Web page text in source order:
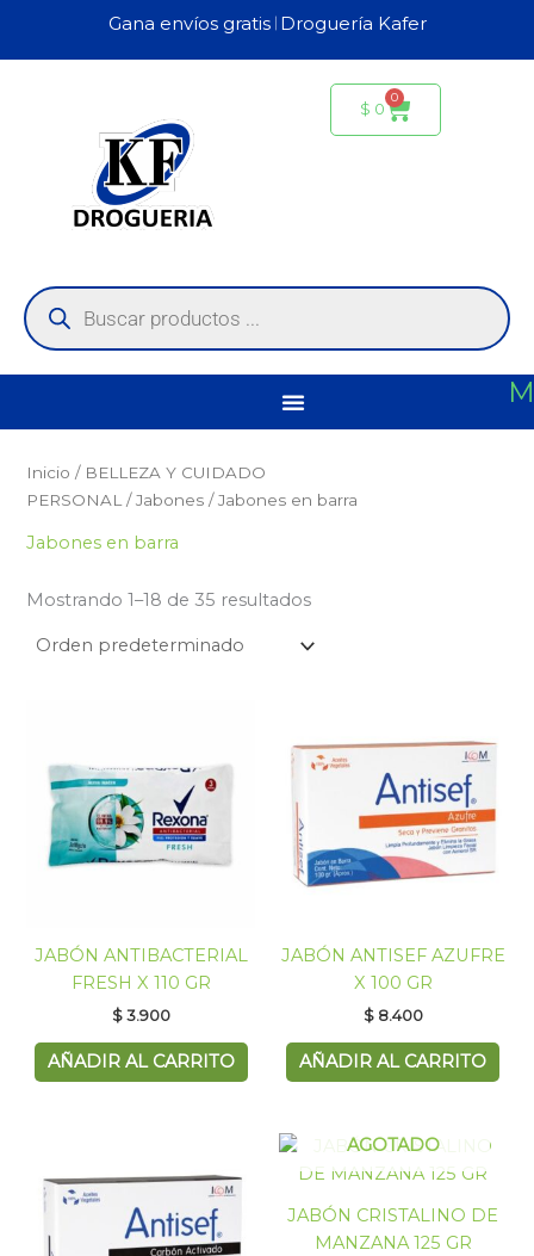
contenido
Gana envíos gratis 𝄀 Droguería Kafer
$ 0
0
Carrito
de
productos
Inicio / BELLEZA Y CUIDADO
PERSONAL /Jabones / Jabones en barra
Jabones en barra
Mostrando 1–18 de 35 resultados
JABÓN ANTIBACTERIAL
FRESH X 110 GR
$3.900
AÑADIR AL CARRITO
JABÓN ANTISEF AZUFRE
X 100 GR
$8.400
AÑADIR AL CARRITO
AGOTADO
JABÓN CRISTALINO DE
MANZANA 125 GR